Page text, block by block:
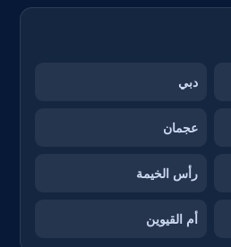
دبي
عجمان
رأس الخيمة
أم القيوين